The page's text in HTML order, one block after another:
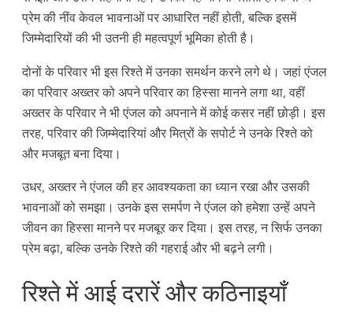
प्रेम की नींव केवल भावनाओं पर आधारित नहीं होती, बल्कि इसमें
जिम्मेदारियों की भी उतनी ही महत्वपूर्ण भूमिका होती है।
दोनों के परिवार भी इस रिश्ते में उनका समर्थन करने लगे थे। जहां एंजल
का परिवार अख्तर को अपने परिवार का हिस्सा मानने लगा था, वहीं
अख्तर के परिवार ने भी एंजल को अपनाने में कोई कसर नहीं छोड़ी। इस
तरह, परिवार की जिम्मेदारियां और मित्रों के सपोर्ट ने उनके रिश्ते को
और मजबूत बना दिया।
उधर, अख्तर ने एंजल की हर आवश्यकता का ध्यान रखा और उसकी
भावनाओं को समझा। उनके इस समर्पण ने एंजल को हमेशा उन्हें अपने
जीवन का हिस्सा मानने पर मजबूर कर दिया। इस तरह, न सिर्फ उनका
प्रेम बढ़ा, बल्कि उनके रिश्ते की गहराई और भी बढ़ने लगी।
रिश्ते में आई दरारें और कठिनाइयाँ